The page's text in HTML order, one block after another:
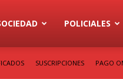
POLICIALES
SUSCRIPCIONES PAGO